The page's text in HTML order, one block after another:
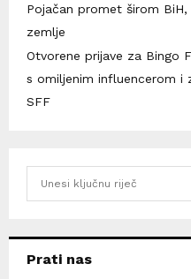
Pojačan promet širom
zemlje
Otvorene prijave za Bingo
s omiljenim influencerom i
SFF
hPrati nas